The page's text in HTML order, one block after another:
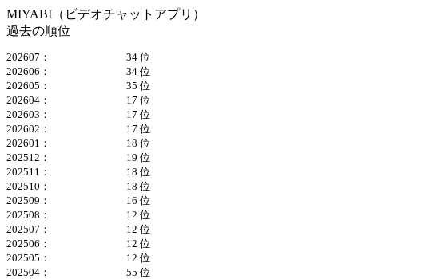
MIYABI（ビデオチャットアプリ）
過去の順位
202607：
34 位
202606：
34 位
202605：
35 位
202604：
17 位
202603：
17 位
202602：
17 位
202601：
18 位
202512：
19 位
202511：
18 位
202510：
18 位
202509：
16 位
202508：
12 位
202507：
12 位
202506：
12 位
202505：
12 位
202504：
55 位